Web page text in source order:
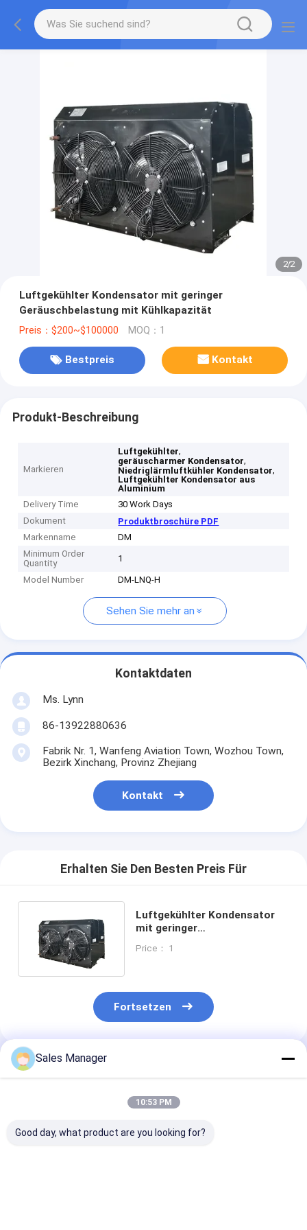
2/2
Luftgekühlter Kondensator mit geringer
Geräuschbelastung mit Kühlkapazität
Preis：$200~$100000 MOQ：1
Bestpreis Kontakt
Produkt-Beschreibung
Markieren
Luftgekühlter,
geräuscharmer Kondensator,
Niedriglärmluftkühler Kondensator,
Luftgekühlter Kondensator aus
Aluminium
Delivery Time
30 Work Days
Dokument
Produktbroschüre PDF
Markenname
DM
Minimum Order
Quantity
1
Model Number DM-LNQ-H
Sehen Sie mehr an
Kontaktdaten
Ms. Lynn
86-13922880636
Fabrik Nr. 1, Wanfeng Aviation Town, Wozhou Town,
Bezirk Xinchang, Provinz Zhejiang
Kontakt
Erhalten Sie Den Besten Preis Für
Luftgekühlter Kondensator
mit geringer
Kühlkapazität
Price： 1
Fortsetzen
Empfohlene Produkte
Sales Manager
10:53 PM
Good day, what product are you looking for?